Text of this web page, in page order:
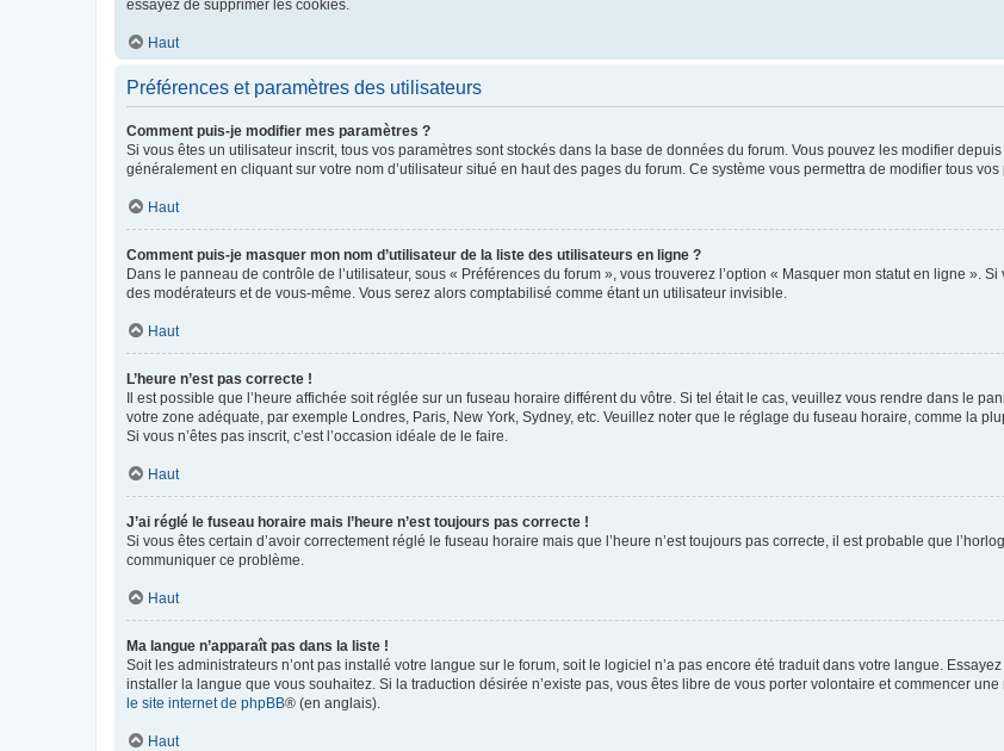
essayez de supprimer les cookies.
Haut
Préférences et paramètres des utilisateurs
Comment puis-je modifier mes paramètres ?
Si vous êtes un utilisateur inscrit, tous vos paramètres sont stockés dans la base de données du forum. Vous pouvez les modifier
généralement en cliquant sur votre nom d’utilisateur situé en haut des pages du forum. Ce système vous permettra de modifier tous
Haut
Comment puis-je masquer mon nom d’utilisateur de la liste des utilisateurs en ligne ?
Dans le panneau de contrôle de l’utilisateur, sous « Préférences du forum », vous trouverez l’option « Masquer mon statut en ligne ».
des modérateurs et de vous-même. Vous serez alors comptabilisé comme étant un utilisateur invisible.
Haut
L’heure n’est pas correcte !
Il est possible que l’heure affichée soit réglée sur un fuseau horaire différent du vôtre. Si tel était le cas, veuillez vous rendre dans le
votre zone adéquate, par exemple Londres, Paris, New York, Sydney, etc. Veuillez noter que le réglage du fuseau horaire, comme la
Si vous n’êtes pas inscrit, c’est l’occasion idéale de le faire.
Haut
J’ai réglé le fuseau horaire mais l’heure n’est toujours pas correcte !
Si vous êtes certain d’avoir correctement réglé le fuseau horaire mais que l’heure n’est toujours pas correcte, il est probable que
communiquer ce problème.
Haut
Ma langue n’apparaît pas dans la liste !
Soit les administrateurs n’ont pas installé votre langue sur le forum, soit le logiciel n’a pas encore été traduit dans votre langue.
installer la langue que vous souhaitez. Si la traduction désirée n’existe pas, vous êtes libre de vous porter volontaire et commencer
le site internet de phpBB® (en anglais).
Haut